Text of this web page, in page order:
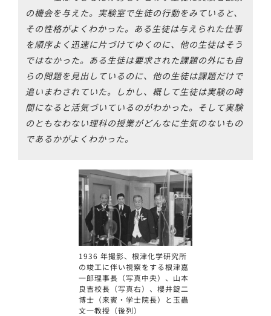
の機会を与えた。実験室で生徒の行動をみていると、
その性格がよくわかった。ある生徒は与えられた仕事
を順序よく迅速に片づけてゆくのに、他の生徒はそう
ではなかった。ある生徒は要求された課題の外にも自
らの問題を見出しているのに、他の生徒は課題だけで
追いまわされていた。しかし、概して生徒は実験の時
間になると活気づいているのがわかった。そして実験
のともなわない理科の授業がどんなに生気のないもの
であるかがよくわかった。
1936 年撮影、根津化学研究所
の竣工に伴い視察をする根津嘉
一郎理事長（写真中央）、山本
良吉校長（写真右）、櫻井錠二
博士（来賓・学士院長）と玉蟲
文一教授（後列）